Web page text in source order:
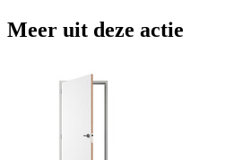
Meer uit deze actie